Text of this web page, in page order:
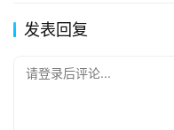
发表回复
请登录后评论...